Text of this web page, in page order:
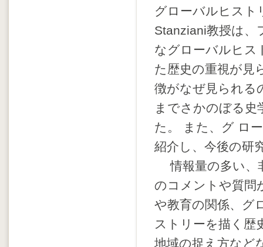
グローバルヒスト
Stanziani教授は、
なグローバルヒス
た歴史の重視が見
徴がなぜ見られる
までさかのぼる史
た。 また、グ ロ
紹介し、今後の研
情報量の多い、
のコメントや質問
や教育の関係、グ
ストリーを描く歴
地域の捉え方など